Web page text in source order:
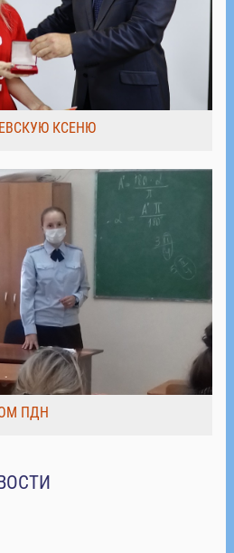
КСЕНЮ
ПДН